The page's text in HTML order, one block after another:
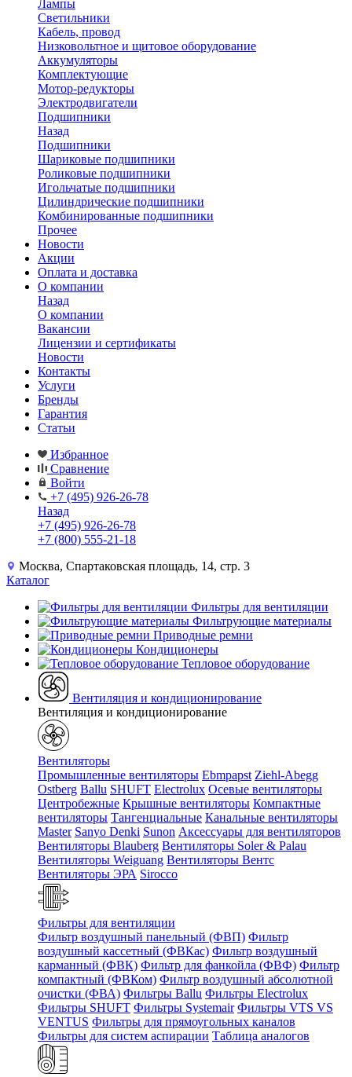
Лампы
Светильники
Кабель, провод
Низковольтное и щитовое оборудование
Аккумуляторы
Комплектующие
Мотор-редукторы
Электродвигатели
Подшипники
Назад
Подшипники
Шариковые подшипники
Роликовые подшипники
Игольчатые подшипники
Цилиндрические подшипники
Комбинированные подшипники
Прочее
Новости
Акции
Оплата и доставка
О компании
Назад
О компании
Вакансии
Лицензии и сертификаты
Новости
Контакты
Услуги
Бренды
Гарантия
Статьи
Избранное
Сравнение
Войти
+7 (495) 926-26-78
Назад
+7 (495) 926-26-78
+7 (800) 555-21-18
Москва, Спартаковская площадь, 14, стр. 3
Каталог
Фильтры для вентиляции
Фильтрующие материалы
Приводные ремни
Кондиционеры
Тепловое оборудование
Вентиляция и кондиционирование
Вентиляция и кондиционирование
Вентиляторы
Промышленные вентиляторы Ebmpapst Ziehl-Abegg
Ostberg Ballu SHUFT Electrolux Осевые вентиляторы
Центробежные Крышные вентиляторы Компактные
вентиляторы Тангенциальные Канальные вентиляторы
Master Sanyo Denki Sunon Аксессуары для вентиляторов
Вентиляторы Blauberg Вентиляторы Soler & Palau
Вентиляторы Weiguang Вентиляторы Вентс
Вентиляторы ЭРА Sirocco
Фильтры для вентиляции
Фильтр воздушный панельный (ФВП) Фильтр
воздушный кассетный (ФВКас) Фильтр воздушный
карманный (ФВК) Фильтр для фанкойла (ФВФ) Фильтр
компактный (ФВКом) Фильтр воздушный абсолютной
очистки (ФВА) Фильтры Ballu Фильтры Electrolux
Фильтры SHUFT Фильтры Systemair Фильтры VTS VS
VENTUS Фильтры для прямоугольных каналов
Фильтры для систем аспирации Таблица аналогов